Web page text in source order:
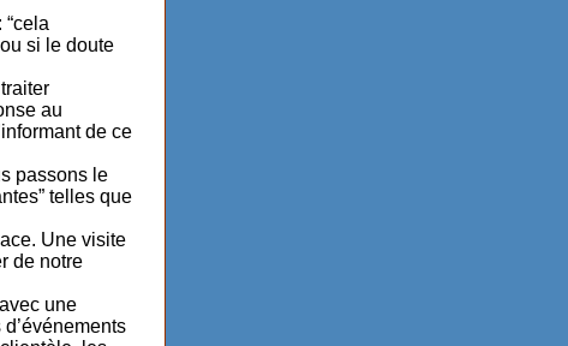
si le doute
au
de ce
passons le
telles que
Une visite
de notre
une